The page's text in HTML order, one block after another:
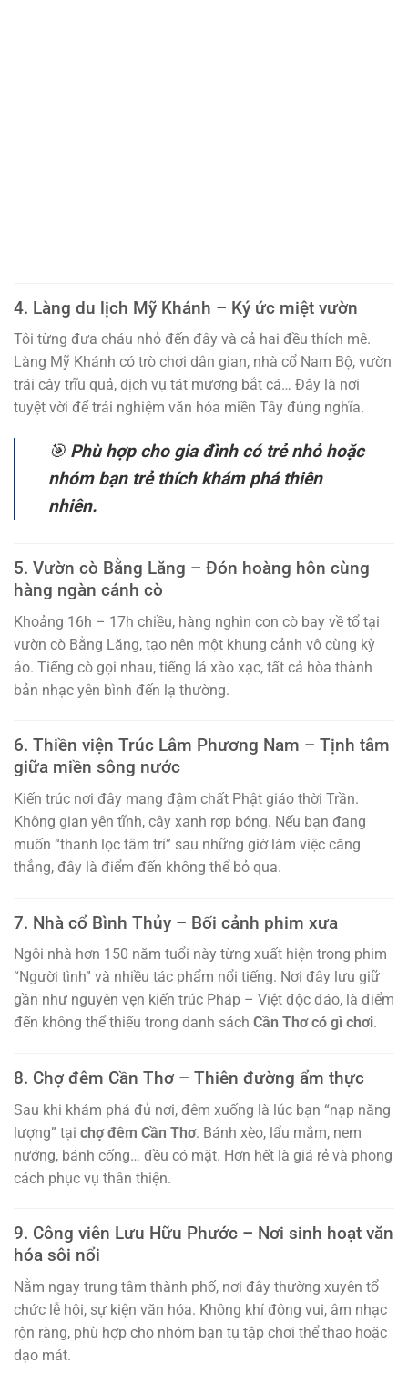
4. Làng du lịch Mỹ Khánh – Ký ức miệt vườn
Tôi từng đưa cháu nhỏ đến đây và cả hai đều thích mê.
Làng Mỹ Khánh có trò chơi dân gian, nhà cổ Nam Bộ, vườn
trái cây trĩu quả, dịch vụ tát mương bắt cá… Đây là nơi
tuyệt vời để trải nghiệm văn hóa miền Tây đúng nghĩa.
🎯 Phù hợp cho gia đình có trẻ nhỏ hoặc
nhóm bạn trẻ thích khám phá thiên
nhiên.
5. Vườn cò Bằng Lăng – Đón hoàng hôn cùng
hàng ngàn cánh cò
Khoảng 16h – 17h chiều, hàng nghìn con cò bay về tổ tại
vườn cò Bằng Lăng, tạo nên một khung cảnh vô cùng kỳ
ảo. Tiếng cò gọi nhau, tiếng lá xào xạc, tất cả hòa thành
bản nhạc yên bình đến lạ thường.
6. Thiền viện Trúc Lâm Phương Nam – Tịnh tâm
giữa miền sông nước
Kiến trúc nơi đây mang đậm chất Phật giáo thời Trần.
Không gian yên tĩnh, cây xanh rợp bóng. Nếu bạn đang
muốn “thanh lọc tâm trí” sau những giờ làm việc căng
thẳng, đây là điểm đến không thể bỏ qua.
7. Nhà cổ Bình Thủy – Bối cảnh phim xưa
Ngôi nhà hơn 150 năm tuổi này từng xuất hiện trong phim
“Người tình” và nhiều tác phẩm nổi tiếng. Nơi đây lưu giữ
gần như nguyên vẹn kiến trúc Pháp – Việt độc đáo, là điểm
đến không thể thiếu trong danh sách Cần Thơ có gì chơi.
8. Chợ đêm Cần Thơ – Thiên đường ẩm thực
Sau khi khám phá đủ nơi, đêm xuống là lúc bạn “nạp năng
lượng” tại chợ đêm Cần Thơ. Bánh xèo, lẩu mắm, nem
nướng, bánh cống… đều có mặt. Hơn hết là giá rẻ và phong
cách phục vụ thân thiện.
9. Công viên Lưu Hữu Phước – Nơi sinh hoạt văn
hóa sôi nổi
Nằm ngay trung tâm thành phố, nơi đây thường xuyên tổ
chức lễ hội, sự kiện văn hóa. Không khí đông vui, âm nhạc
rộn ràng, phù hợp cho nhóm bạn tụ tập chơi thể thao hoặc
dạo mát.